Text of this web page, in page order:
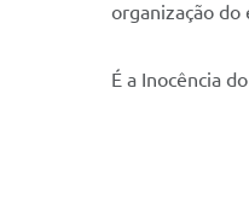
organização do
É a Inocência